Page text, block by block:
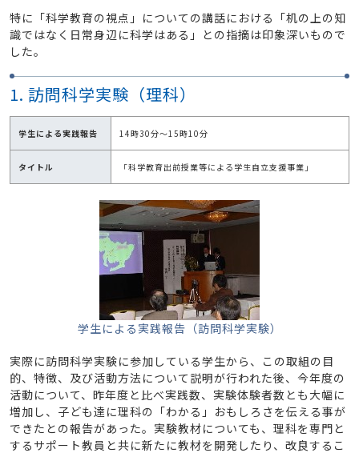
特に「科学教育の視点」についての講話における「机の上の知
識ではなく日常身辺に科学はある」との指摘は印象深いもので
した。
1. 訪問科学実験（理科）
学生による実践報告 14時30分～15時10分
タイトル 「科学教育出前授業等による学生自立支援事業」
学生による実践報告（訪問科学実験）
実際に訪問科学実験に参加している学生から、この取組の目
的、特徴、及び活動方法について説明が行われた後、今年度の
活動について、昨年度と比べ実践数、実験体験者数とも大幅に
増加し、子ども達に理科の「わかる」おもしろさを伝える事が
できたとの報告があった。実験教材についても、理科を専門と
するサポート教員と共に新たに教材を開発したり、改良するこ